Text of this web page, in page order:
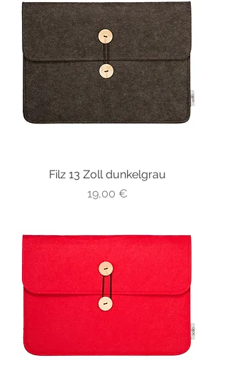
Filz 13 Zoll dunkelgrau
Preis
19,00 €